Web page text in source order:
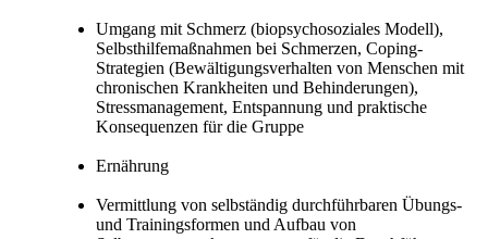
Umgang mit Schmerz (biopsychosoziales Modell),
Selbsthilfemaßnahmen bei Schmerzen, Coping-
Strategien (Bewältigungsverhalten von Menschen mit
chronischen Krankheiten und Behinderungen),
Stressmanagement, Entspannung und praktische
Konsequenzen für die Gruppe
Ernährung
Vermittlung von selbständig durchführbaren Übungs-
und Trainingsformen und Aufbau von